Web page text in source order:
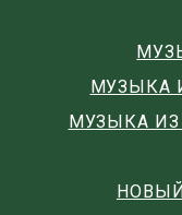
МУЗЫКА
МУЗЫКА